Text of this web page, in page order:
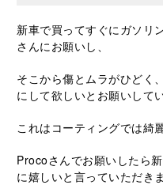
新車で買ってすぐにガソリ
さんにお願いし、
そこから傷とムラがひどく
にして欲しいとお願いして
これはコーティングでは綺
Procoさんでお願いしたら
に嬉しいと言っていただきま